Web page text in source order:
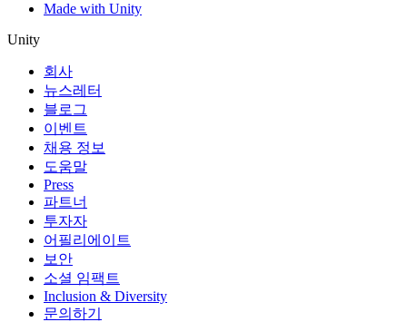
Made with Unity
Unity
회사
뉴스레터
블로그
이벤트
채용 정보
도움말
Press
파트너
투자자
어필리에이트
보안
소셜 임팩트
Inclusion & Diversity
문의하기